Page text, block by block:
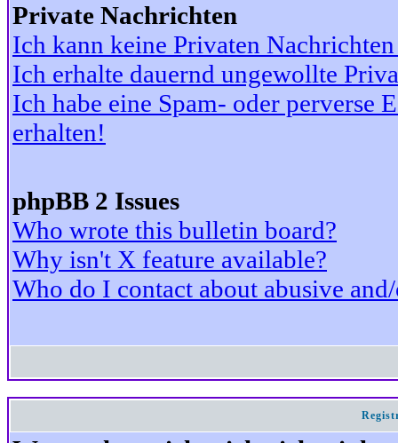
Private Nachrichten
Ich kann keine Privaten
Ich erhalte dauernd ungewollte
Ich habe eine Spam- oder perverse
erhalten!
phpBB 2 Issues
Who wrote this bulletin board?
Why isn't X feature available?
Who do I contact about abusive